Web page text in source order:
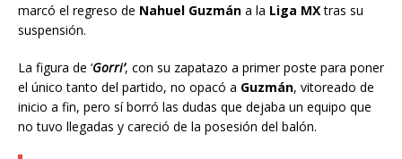
marcó el regreso de Nahuel Guzmán a la Liga MXtras su
suspensión.
La figura de ‘Gorri’, con su zapatazo a primer poste para poner
el único tanto del partido, no opacó a Guzmán, vitoreado de
inicio a fin, pero sí borró las dudas que dejaba un equipo que
no tuvo llegadas y careció de la posesión del balón.